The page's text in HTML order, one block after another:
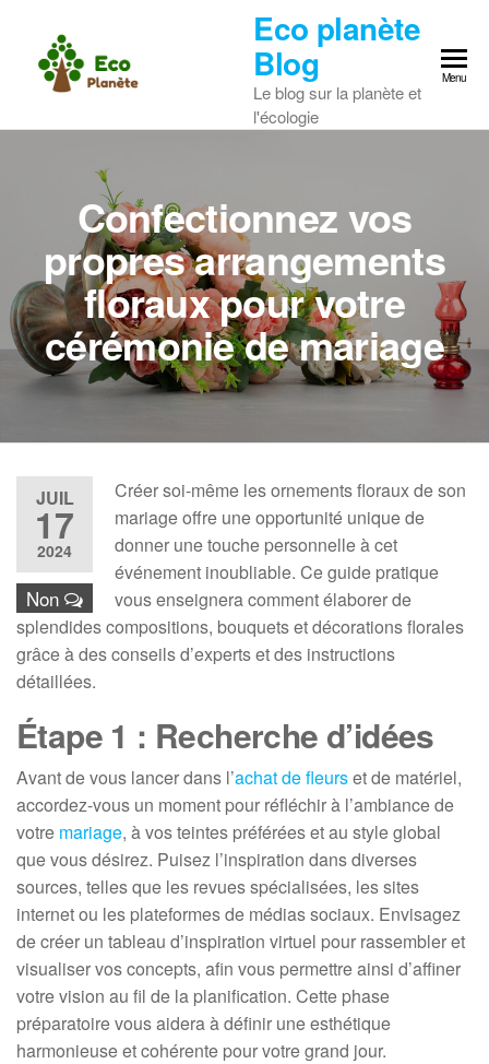
content
Eco planète
Blog
Le blog sur la planète et
l'écologie
Menu
Confectionnez vos
propres arrangements
floraux pour votre
cérémonie de mariage
JUIL
17
2024
Non
Créer soi-même les ornements floraux de son
mariage offre une opportunité unique de
donner une touche personnelle à cet
événement inoubliable. Ce guide pratique
vous enseignera comment élaborer de
splendides compositions, bouquets et décorations florales
grâce à des conseils d’experts et des instructions
détaillées.
Étape 1 : Recherche d’idées
Avant de vous lancer dans l’achat de fleurset de matériel,
accordez-vous un moment pour réfléchir à l’ambiance de
votre mariage, à vos teintes préférées et au style global
que vous désirez. Puisez l’inspiration dans diverses
sources, telles que les revues spécialisées, les sites
internet ou les plateformes de médias sociaux. Envisagez
de créer un tableau d’inspiration virtuel pour rassembler et
visualiser vos concepts, afin vous permettre ainsi d’affiner
votre vision au fil de la planification. Cette phase
préparatoire vous aidera à définir une esthétique
harmonieuse et cohérente pour votre grand jour.